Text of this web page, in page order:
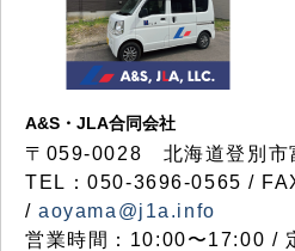
A&S・JLA合同会社
〒 059-0028 北海道登別市
TEL：050-3696-0565 /
/aoyama@j1a.info
営業時間：10:00〜17:00 /